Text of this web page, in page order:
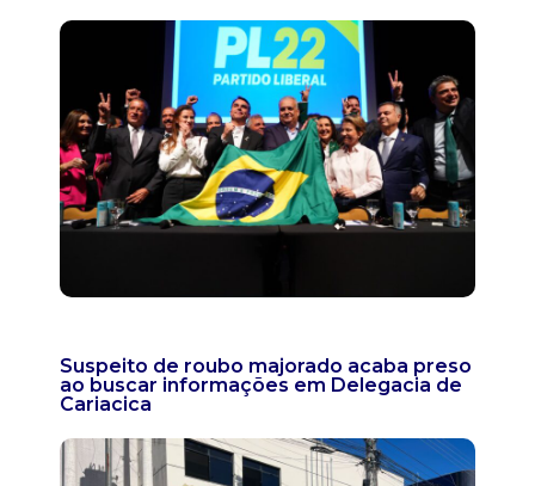
Suspeito de roubo majorado acaba preso
ao buscar informações em Delegacia de
Cariacica